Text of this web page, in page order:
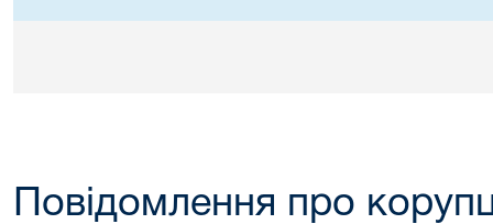
Повідомлення про